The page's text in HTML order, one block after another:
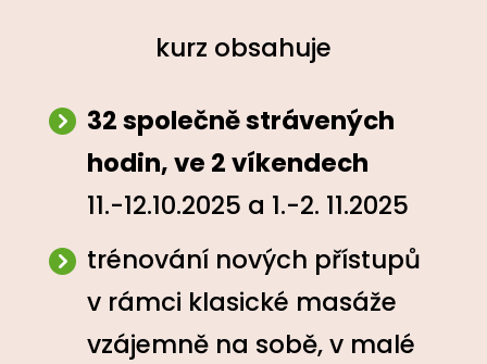
kurz obsahuje
32 společně strávených
hodin, ve 2 víkendech
11.-12.10.2025 a 1.-2. 11.2025
trénování nových přístupů
v rámci klasické masáže
vzájemně na sobě, v malé